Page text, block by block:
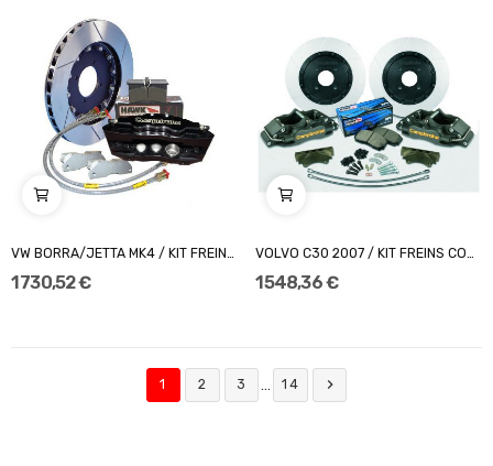
VW BORRA/JETTA MK4 / KIT FREINS COMPBRAKE PRO...
1 730,52 €
VOLVO C30 2007 / KIT FREINS COMPBRAKE PRO RACE...
1 548,36 €
1 2 3 … 14 